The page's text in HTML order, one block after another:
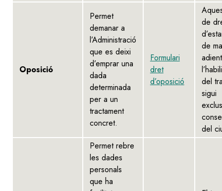
Oposició
Permet
demanar a
l’Administració
que es deixi
d’emprar una
dada
determinada
per a un
tractament
concret.
Formulari
dret
d’oposició
de
de
del
sigui
del
Permet rebre
les dades
personals
que ha